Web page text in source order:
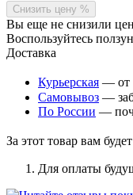
Снизить цену %
Вы еще не снизили
Воспользуйтесь
Доставка
Курьерская — от
Самовывоз —
По России —
За этот товар вам
Для оплаты